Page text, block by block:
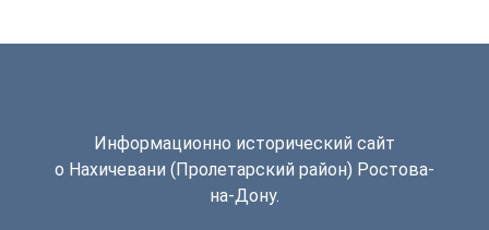
Информационно исторический сайт
о Нахичевани (Пролетарский район) Ростова-
на-Дону.